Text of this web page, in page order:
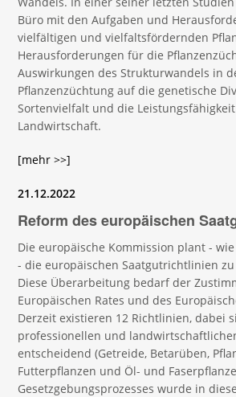
Büro mit den Aufgaben und
vielfältigen und vielfaltsfördernden
Herausforderungen für die
Auswirkungen des Strukturwandels in
Pflanzenzüchtung auf die genetische
Sortenvielfalt und die
Landwirtschaft.
[mehr >>]
21.12.2022
Reform des europäischen
Die europäische Kommission plant -
- die europäischen Saatgutrichtlinien
Diese Überarbeitung bedarf der
Europäischen Rates und des
Derzeit existieren 12 Richtlinien, dabei
professionellen und
entscheidend (Getreide, Betarüben,
Futterpflanzen und Öl- und
Gesetzgebungsprozesses wurde in